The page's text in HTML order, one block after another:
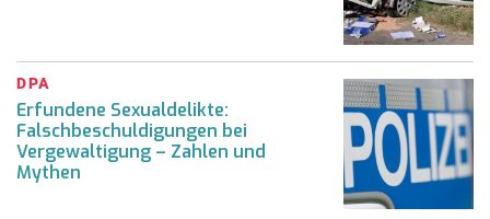
DPA
Erfundene Sexualdelikte:
Falschbeschuldigungen bei
Vergewaltigung – Zahlen und
Mythen